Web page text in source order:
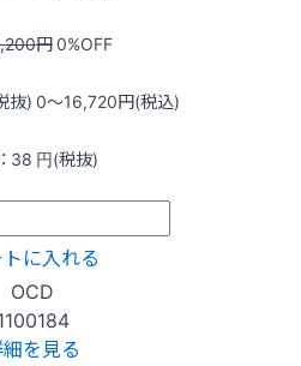
円0%OFF
抜)0〜16,720円(税込)
38 円(税抜)
に入れる
OCD
を見る